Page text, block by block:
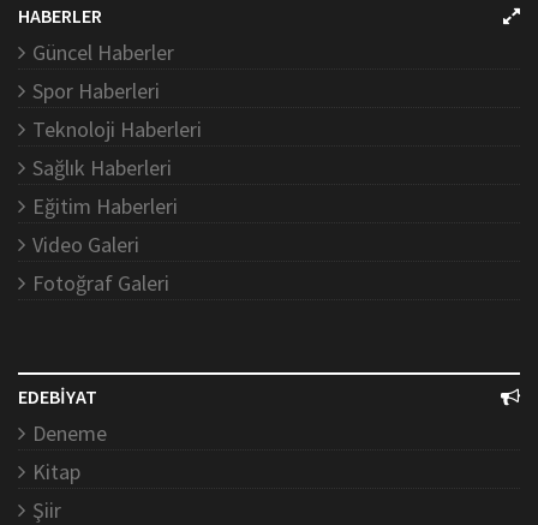
HABERLER
Güncel Haberler
Spor Haberleri
Teknoloji Haberleri
Sağlık Haberleri
Eğitim Haberleri
Video Galeri
Fotoğraf Galeri
EDEBİYAT
Deneme
Kitap
Şiir